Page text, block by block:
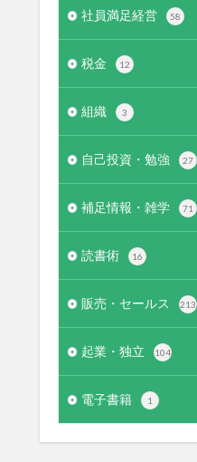
社員満足経営 58
税金 12
組織 3
自己投資・勉強 27
補足情報・雑学 71
読書術 16
販売・セールス 213
起業・独立 104
電子書籍 1